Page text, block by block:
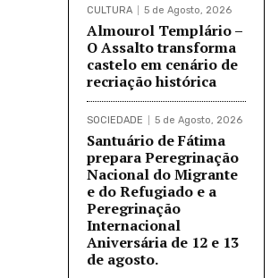
CULTURA 5 de Agosto, 2026
Almourol Templário –
O Assalto transforma
castelo em cenário de
recriação histórica
SOCIEDADE 5 de Agosto, 2026
Santuário de Fátima
prepara Peregrinação
Nacional do Migrante
e do Refugiado e a
Peregrinação
Internacional
Aniversária de 12 e 13
de agosto.